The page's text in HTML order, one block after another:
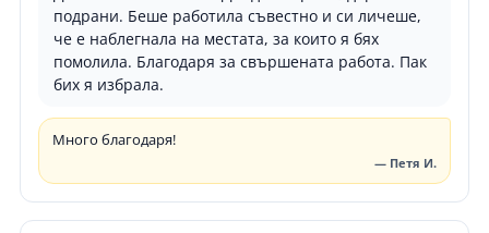
подрани. Беше работила съвестно и си личеше,
че е наблегнала на местата, за които я бях
помолила. Благодаря за свършената работа. Пак
бих я избрала.
Много благодаря!
— Петя И.